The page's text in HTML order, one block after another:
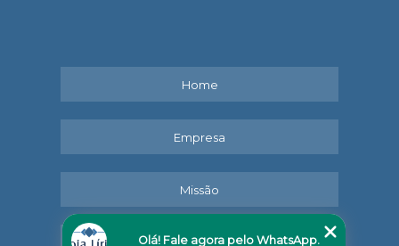
Home
Empresa
Missão
Serviços
Olá! Fale agora pelo WhatsApp.